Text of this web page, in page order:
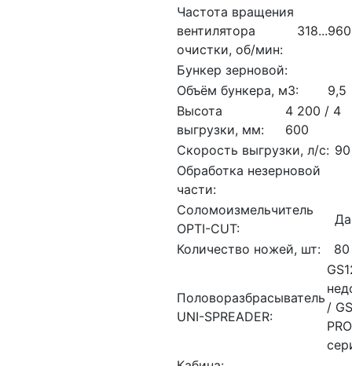
Частота вращения
вентилятора
очистки, об/мин:
318...960
Бункер зерновой:
Объём бункера, м3:
9,5
Высота
выгрузки, мм:
4 200 / 4
600
Скорость выгрузки, л/с: 90
Обработка незерновой
части:
Соломоизмельчитель
OPTI-CUT:
Да
Количество ножей, шт:
80
Половоразбрасыватель
UNI-SPREADER:
/